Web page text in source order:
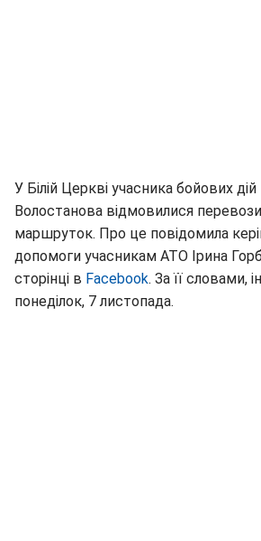
У Білій Церкві учасника бойових
Волостанова відмовилися
маршруток. Про це повідомила
допомоги учасникам АТО Ірина
сторінці в Facebook. За її словами,
понеділок, 7 листопада.